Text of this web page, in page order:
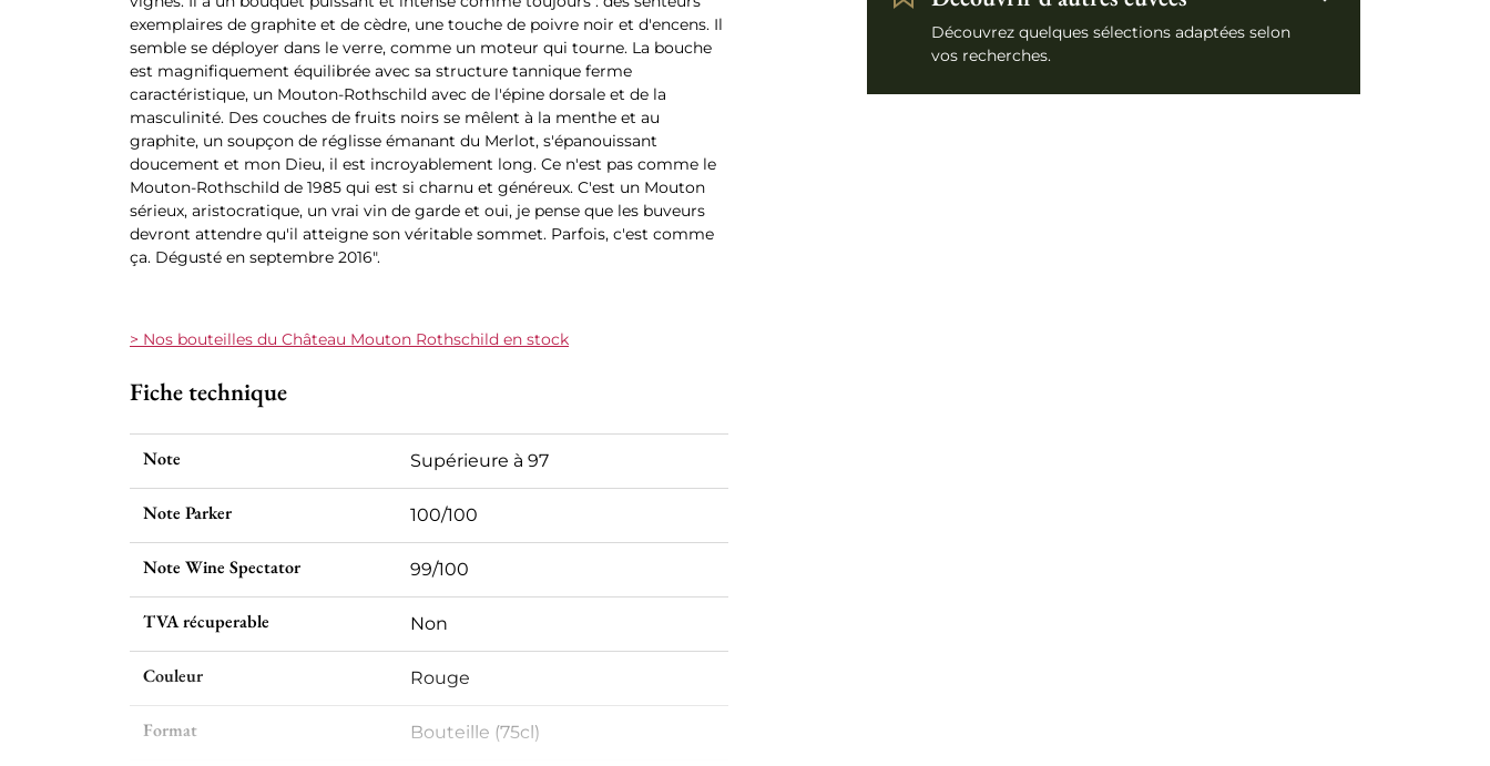
Découvrez quelques sélections adaptées selon
vos recherches.
exemplaires de graphite et de cèdre, une touche de poivre noir et d'encens. Il
semble se déployer dans le verre, comme un moteur qui tourne. La bouche
est magnifiquement équilibrée avec sa structure tannique ferme
caractéristique, un Mouton-Rothschild avec de l'épine dorsale et de la
masculinité. Des couches de fruits noirs se mêlent à la menthe et au
graphite, un soupçon de réglisse émanant du Merlot, s'épanouissant
doucement et mon Dieu, il est incroyablement long. Ce n'est pas comme le
Mouton-Rothschild de 1985 qui est si charnu et généreux. C'est un Mouton
sérieux, aristocratique, un vrai vin de garde et oui, je pense que les buveurs
devront attendre qu'il atteigne son véritable sommet. Parfois, c'est comme
ça. Dégusté en septembre 2016".
> Nos bouteilles du Château Mouton Rothschild en stock
Fiche technique
Note Supérieure à 97
Note Parker 100/100
Note Wine Spectator 99/100
TVA récuperable Non
Couleur Rouge
Format Bouteille (75cl)